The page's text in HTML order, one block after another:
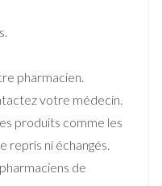
pharmacien.
votre médecin.
produits comme les
repris ni échangés.
de